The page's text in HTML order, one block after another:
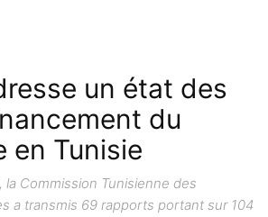
un état des
du
en Tunisie
Commission Tunisienne des
a transmis 69 rapports portant sur 104